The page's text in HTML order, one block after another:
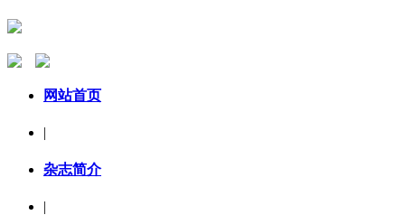
网站首页
|
杂志简介
|